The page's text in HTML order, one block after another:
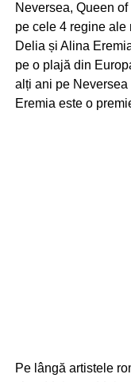
Neversea, Queen
pe cele 4 regine ale
Delia și Alina
pe o plajă din
alți ani pe
Eremia este o
Pe lângă artistele